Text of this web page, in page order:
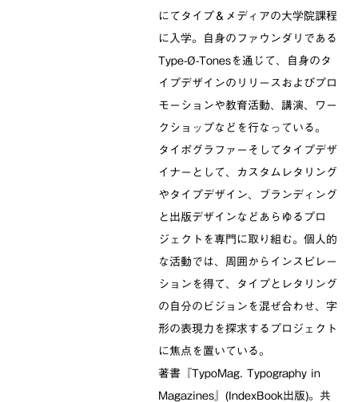
にてタイプ＆メディアの大学院課程
に入学。自身のファウンダリである
Type-Ø-Tonesを通じて、自身のタ
イプデザインのリリースおよびプロ
モーションや教育活動、講演、ワー
クショップなどを行なっている。
タイポグラファーそしてタイプデザ
イナーとして、カスタムレタリング
やタイプデザイン、ブランディング
と出版デザインなどあらゆるプロ
ジェクトを専門に取り組む。個人的
な活動では、周囲からインスピレー
ションを得て、タイプとレタリング
の自分のビジョンを混ぜ合わせ、字
形の表現力を探求するプロジェクト
に焦点を置いている。
著書『TypoMag. Typography in
Magazines』(IndexBook出版)。共